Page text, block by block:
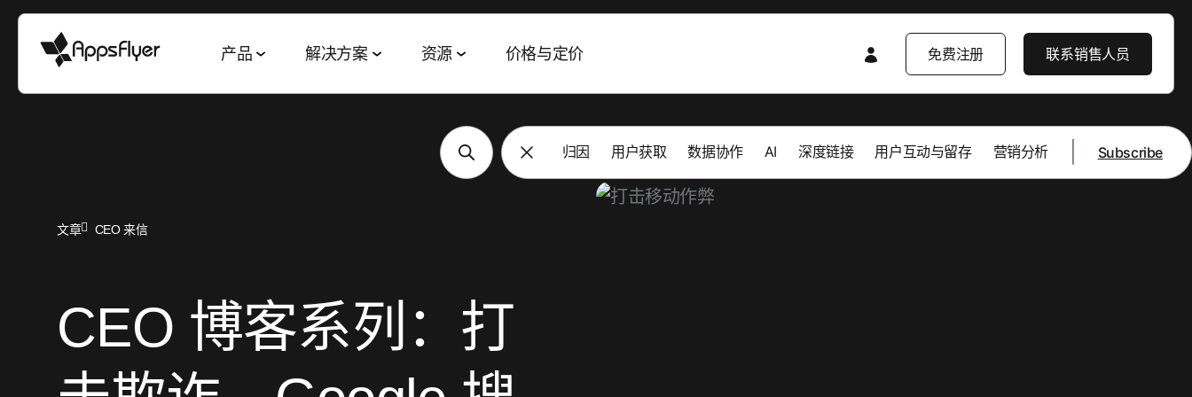
产品
移动归因
跨平台衡量
ROI 衡量
邮件到应用
短信到应用
数据协作套件
零售媒体衡量
Signal Hub
数据净室
AI 智能体套件 特色内容
解决方案
游戏
娱乐
美食佳饮
全渠道买量
素材策略
合作伙伴 特色内容
资源
衡量与归因
深度链接
数据协作
电商现状报告
素材优化报告
活动与网络研讨会
MAMA
播客
客户成功案例 AppsFlyer 入门
价格与定价 免费注册 联系销售人员
Tags Navigation
归因 用户获取 数据协作 AI 深度链接 用户互动与留存 营销分析 Subscribe
文章 CEO 来信
CEO 博客系列：打